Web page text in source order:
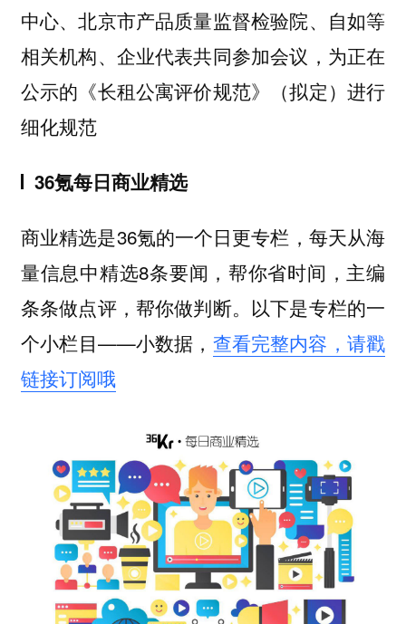
中心、北京市产品质量监督检验院、自如等
相关机构、企业代表共同参加会议，为正在
公示的《长租公寓评价规范》（拟定）进行
细化规范
36氪每日商业精选
商业精选是36氪的一个日更专栏，每天从海
量信息中精选8条要闻，帮你省时间，主编
条条做点评，帮你做判断。以下是专栏的一
个小栏目——小数据， 查看完整内容，请戳
链接订阅哦